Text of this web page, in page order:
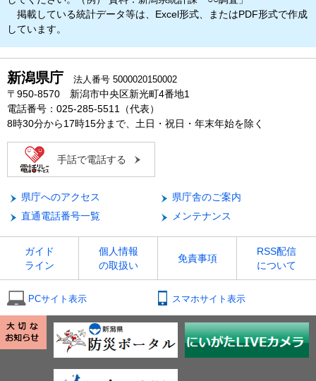
掲載している統計データ等は、Excel形式、またはPDF形式で作成
しています。
新潟県庁 法人番号 5000020150002
〒950-8570 新潟市中央区新光町4番地1
電話番号：025-285-5511（代表）
8時30分から17時15分まで、土日・祝日・年末年始を除く
手話で電話する
県庁へのアクセス
県庁舎のご案内
直通電話番号一覧
メンテナンス
ガイド
ライン
個人情報
の取扱い
免責事項
RSS配信
について
PCサイト表示 スマホサイト表示